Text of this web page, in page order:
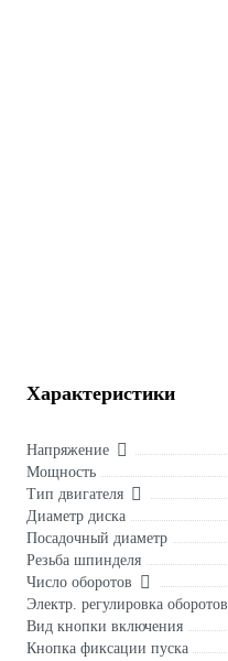
Характеристики
Напряжение
Мощность
Тип двигателя
Диаметр диска
Посадочный диаметр
Резьба шпинделя
Число оборотов
Электр. регулировка оборотов
Вид кнопки включения
Кнопка фиксации пуска